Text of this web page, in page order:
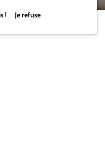
! Je refuse